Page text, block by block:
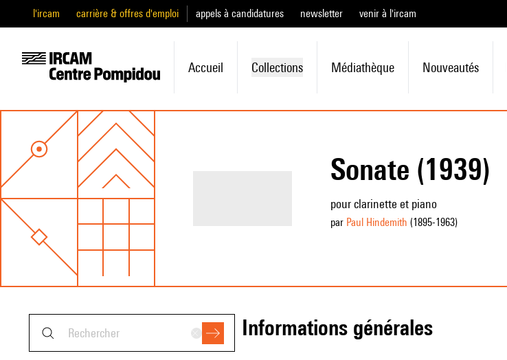
l'ircam carrière & offres d'emploi appels à candidatures newsletter venir à l'ircam
Accueil Collections Médiathèque Nouveautés
Sonate (1939)
pour clarinette et piano
par Paul Hindemith (1895-1963)
informations générales